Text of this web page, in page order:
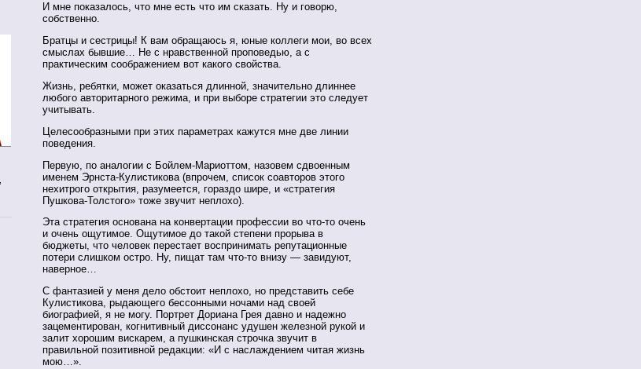
И мне показалось, что мне есть что им сказать. Ну и говорю,
собственно.
Братцы и сестрицы! К вам обращаюсь я, юные коллеги мои, во всех
смыслах бывшие… Не с нравственной проповедью, а с
практическим соображением вот какого свойства.
Жизнь, ребятки, может оказаться длинной, значительно длиннее
любого авторитарного режима, и при выборе стратегии это следует
учитывать.
Целесообразными при этих параметрах кажутся мне две линии
поведения.
Первую, по аналогии с Бойлем-Мариоттом, назовем сдвоенным
именем Эрнста-Кулистикова (впрочем, список соавторов этого
нехитрого открытия, разумеется, гораздо шире, и «стратегия
Пушкова-Толстого» тоже звучит неплохо).
Эта стратегия основана на конвертации профессии во что-то очень
и очень ощутимое. Ощутимое до такой степени прорыва в
бюджеты, что человек перестает воспринимать репутационные
потери слишком остро. Ну, пищат там что-то внизу — завидуют,
наверное…
С фантазией у меня дело обстоит неплохо, но представить себе
Кулистикова, рыдающего бессонными ночами над своей
биографией, я не могу. Портрет Дориана Грея давно и надежно
зацементирован, когнитивный диссонанс удушен железной рукой и
залит хорошим вискарем, а пушкинская строчка звучит в
правильной позитивной редакции: «И с наслаждением читая жизнь
мою…».